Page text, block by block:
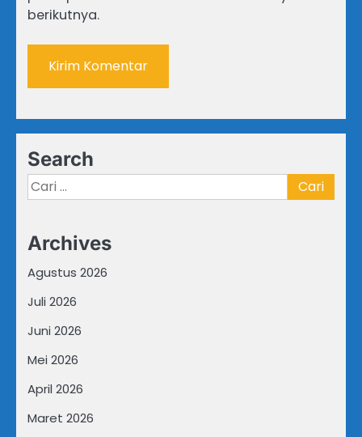
berikutnya.
Search
Cari
untuk:
Archives
Agustus 2026
Juli 2026
Juni 2026
Mei 2026
April 2026
Maret 2026